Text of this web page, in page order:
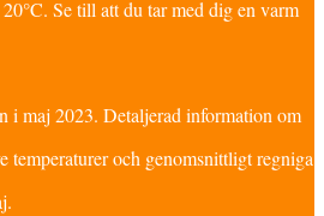
Se till att du tar med dig en varm
i maj 2023. Detaljerad information om
temperaturer och genomsnittligt regniga